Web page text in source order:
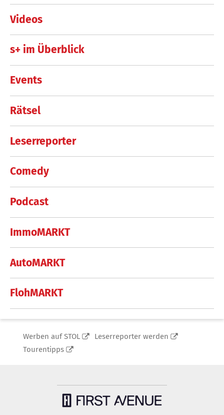
Videos
s+ im Überblick
Events
Rätsel
Leserreporter
Comedy
Podcast
ImmoMARKT
AutoMARKT
FlohMARKT
Werben auf STOL
Leserreporter werden
Tourentipps